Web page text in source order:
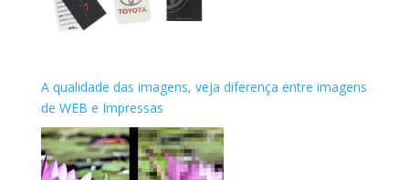
A qualidade das imagens, veja diferença entre imagens
de WEB e Impressas